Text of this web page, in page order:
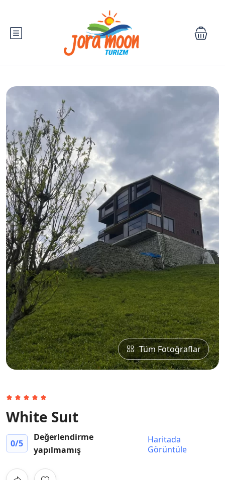
Tüm Fotoğraflar
White Suıt
0/5
Değerlendirme
yapılmamış
Haritada
Görüntüle